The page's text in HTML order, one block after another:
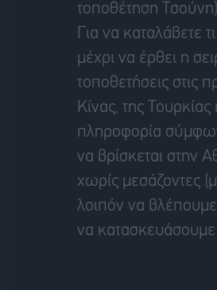
τοποθέτηση Τσούνη)
Για να καταλάβετε
μέχρι να έρθει η
τοποθετήσεις στις
Κίνας, της
πληροφορία
να βρίσκεται στην
χωρίς μεσάζοντες
λοιπόν να
να κατασκευάσουμε